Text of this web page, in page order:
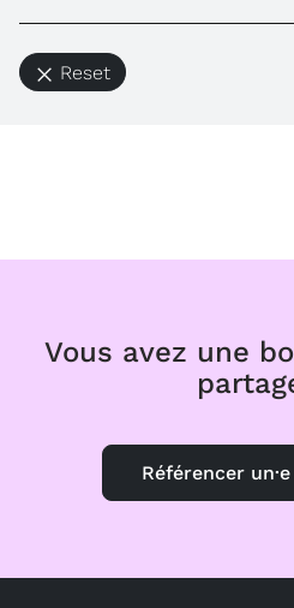
Reset
Vous avez une
Référencer